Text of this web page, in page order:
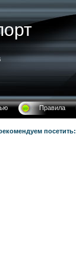
Правила
посетить: